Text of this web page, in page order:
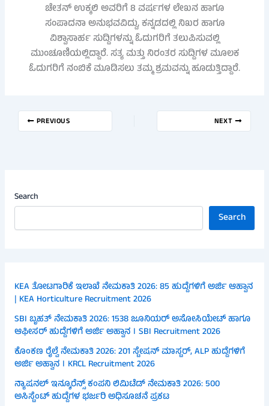
ಚೇತನ್ ಉಕ್ಕಲಿ ಅವರಿಗೆ 8 ವರ್ಷಗಳ ಲೇಖನ ಹಾಗೂ
ಸಂಪಾದನಾ ಅನುಭವವಿದ್ದು, ಕನ್ನಡದಲ್ಲಿ ನಿಖರ ಹಾಗೂ
ವಿಶ್ವಾಸಾರ್ಹ ಸುದ್ದಿಗಳನ್ನು ಓದುಗರಿಗೆ ತಲುಪಿಸುವಲ್ಲಿ
ಮುಂಚೂಣಿಯಲ್ಲಿದ್ದಾರೆ. ಸತ್ಯ ಮತ್ತು ನಿರಂತರ ಸುದ್ದಿಗಳ ಮೂಲಕ
ಓದುಗರಿಗೆ ನಂಬಿಕೆ ಮೂಡಿಸಲು ತಮ್ಮ ಶ್ರಮವನ್ನು ಹೂಡುತ್ತಿದ್ದಾರೆ.
PREVIOUS NEXT
Search
Search
KEA ತೋಟಗಾರಿಕೆ ಇಲಾಖೆ ನೇಮಕಾತಿ 2026: 85 ಹುದ್ದೆಗಳಿಗೆ ಅರ್ಜಿ ಆಹ್ವಾನ
| KEA Horticulture Recruitment 2026
SBI ಬೃಹತ್ ನೇಮಕಾತಿ 2026: 1538 ಜೂನಿಯರ್ ಅಸೋಸಿಯೇಟ್ ಹಾಗೂ
ಆಫೀಸರ್ ಹುದ್ದೆಗಳಿಗೆ ಅರ್ಜಿ ಅಹ್ವಾನ । SBI Recruitment 2026
ಕೊಂಕಣ ರೈಲ್ವೆ ನೇಮಕಾತಿ 2026: 201 ಸ್ಟೇಷನ್ ಮಾಸ್ಟರ್, ALP ಹುದ್ದೆಗಳಿಗೆ
ಅರ್ಜಿ ಅಹ್ವಾನ । KRCL Recruitment 2026
ನ್ಯಾಷನಲ್ ಇನ್ಶೂರೆನ್ಸ್ ಕಂಪನಿ ಲಿಮಿಟೆಡ್ ನೇಮಕಾತಿ 2026: 500
ಅಸಿಸ್ಟೆಂಟ್ ಹುದ್ದೆಗಳ ಭರ್ಜರಿ ಅಧಿಸೂಚನೆ ಪ್ರಕಟ